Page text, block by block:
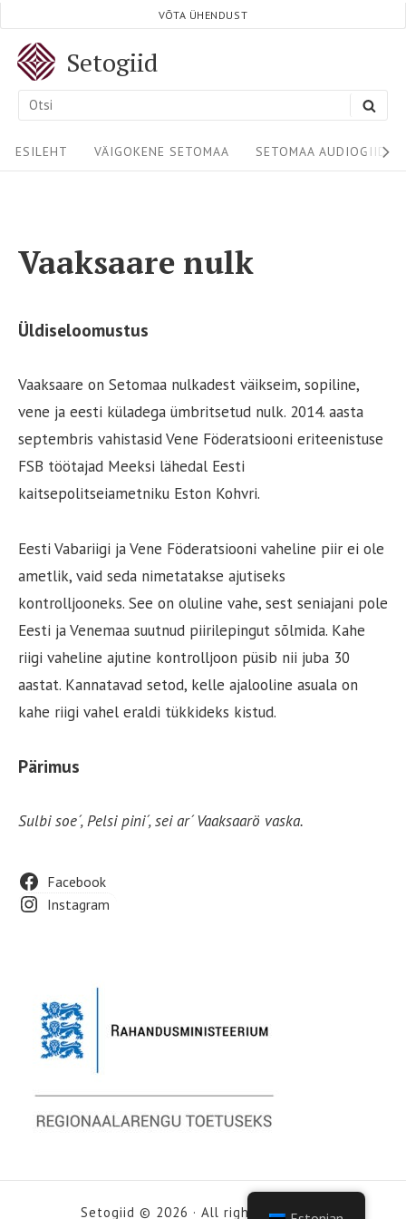
content
Setogiid
Search
VÕTA ÜHENDUST
Site
Navigation
ESILEHT VÄIGOKENE SETOMAA SETOMAA AUDIOGIIDID
Vaaksaare nulk
Üldiseloomustus
Vaaksaare on Setomaa nulkadest väikseim, sopiline,
vene ja eesti küladega ümbritsetud nulk. 2014. aasta
septembris vahistasid Vene Föderatsiooni eriteenistuse
FSB töötajad Meeksi lähedal Eesti
kaitsepolitseiametniku Eston Kohvri.
Eesti Vabariigi ja Vene Föderatsiooni vaheline piir ei ole
ametlik, vaid seda nimetatakse ajutiseks
kontrolljooneks. See on oluline vahe, sest seniajani pole
Eesti ja Venemaa suutnud piirilepingut sõlmida. Kahe
riigi vaheline ajutine kontrolljoon püsib nii juba 30
aastat. Kannatavad setod, kelle ajalooline asuala on
kahe riigi vahel eraldi tükkideks kistud.
Pärimus
Sulbi soe´, Pelsi pini´, sei ar´ Vaaksaarö vaska.
Footer
Widget
Facebook
Instagram
Setogiid © 2026 · All rights reserved